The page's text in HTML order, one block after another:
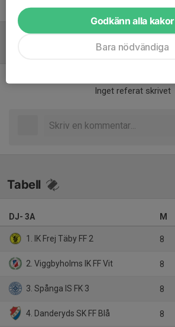
Ralf WittigTränare
Inget referat skrivet
Tabell
DJ- 3A M
1. IK Frej Täby FF 2 8
2. Viggbyholms IK FF Vit 8
3. Spånga IS FK 3 8
4. Danderyds SK FF Blå 8
Godkänn alla kakor
Bara nödvändiga